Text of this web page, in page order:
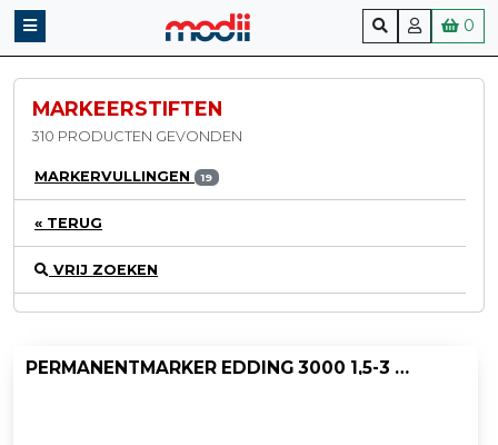
0
MARKEERSTIFTEN
310 PRODUCTEN GEVONDEN
MARKERVULLINGEN 19
« TERUG
VRIJ ZOEKEN
PERMANENTMARKER EDDING 3000 1,5-3 RD/D10